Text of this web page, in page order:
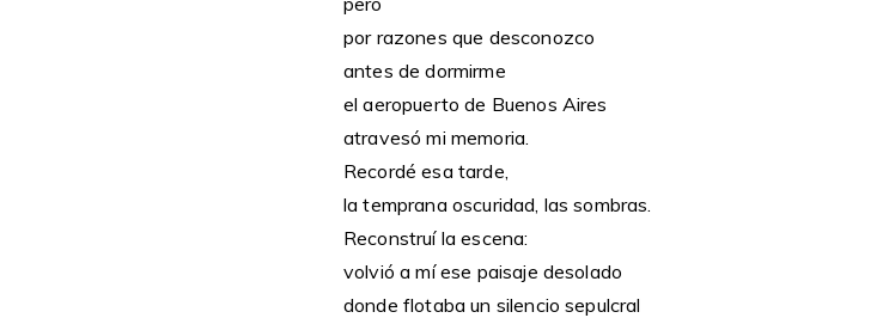
por razones que desconozco
antes de dormirme
el aeropuerto de Buenos Aires
atravesó mi memoria.
Recordé esa tarde,
la temprana oscuridad, las sombras.
Reconstruí la escena:
volvió a mí ese paisaje desolado
donde flotaba un silencio sepulcral